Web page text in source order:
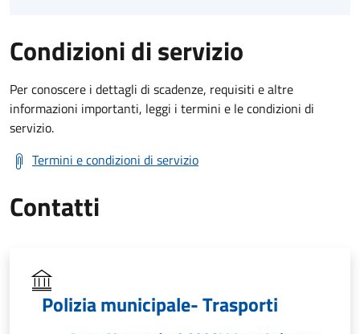
Condizioni di servizio
Per conoscere i dettagli di scadenze, requisiti e altre
informazioni importanti, leggi i termini e le condizioni di
servizio.
Termini e condizioni di servizio
Contatti
Polizia municipale- Trasporti